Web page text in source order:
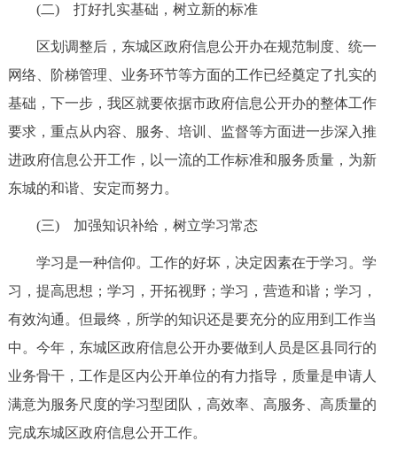
(二) 打好扎实基础，树立新的标准
区划调整后，东城区政府信息公开办在规范制度、统一
网络、阶梯管理、业务环节等方面的工作已经奠定了扎实的
基础，下一步，我区就要依据市政府信息公开办的整体工作
要求，重点从内容、服务、培训、监督等方面进一步深入推
进政府信息公开工作，以一流的工作标准和服务质量，为新
东城的和谐、安定而努力。
(三) 加强知识补给，树立学习常态
学习是一种信仰。工作的好坏，决定因素在于学习。学
习，提高思想；学习，开拓视野；学习，营造和谐；学习，
有效沟通。但最终，所学的知识还是要充分的应用到工作当
中。今年，东城区政府信息公开办要做到人员是区县同行的
业务骨干，工作是区内公开单位的有力指导，质量是申请人
满意为服务尺度的学习型团队，高效率、高服务、高质量的
完成东城区政府信息公开工作。